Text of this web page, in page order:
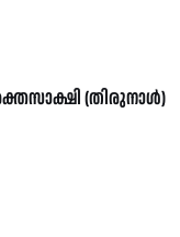
(തിരുനാൾ)